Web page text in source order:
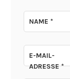
NAME*
E-MAIL-
ADRESSE*